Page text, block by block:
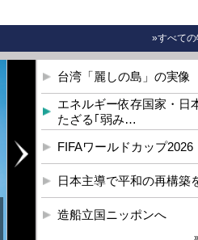
»すべて
台湾「麗しの島」の実像
エネルギー依存国家・
たざる｢弱み…
FIFAワールドカップ2026
日本主導で平和の再構築
造船立国ニッポンへ